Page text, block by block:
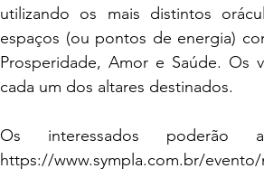
utilizando os mais distintos
espaços (ou pontos de energia)
Prosperidade, Amor e Saúde. Os
cada um dos altares destinados.
https://www.sympla.com.br/